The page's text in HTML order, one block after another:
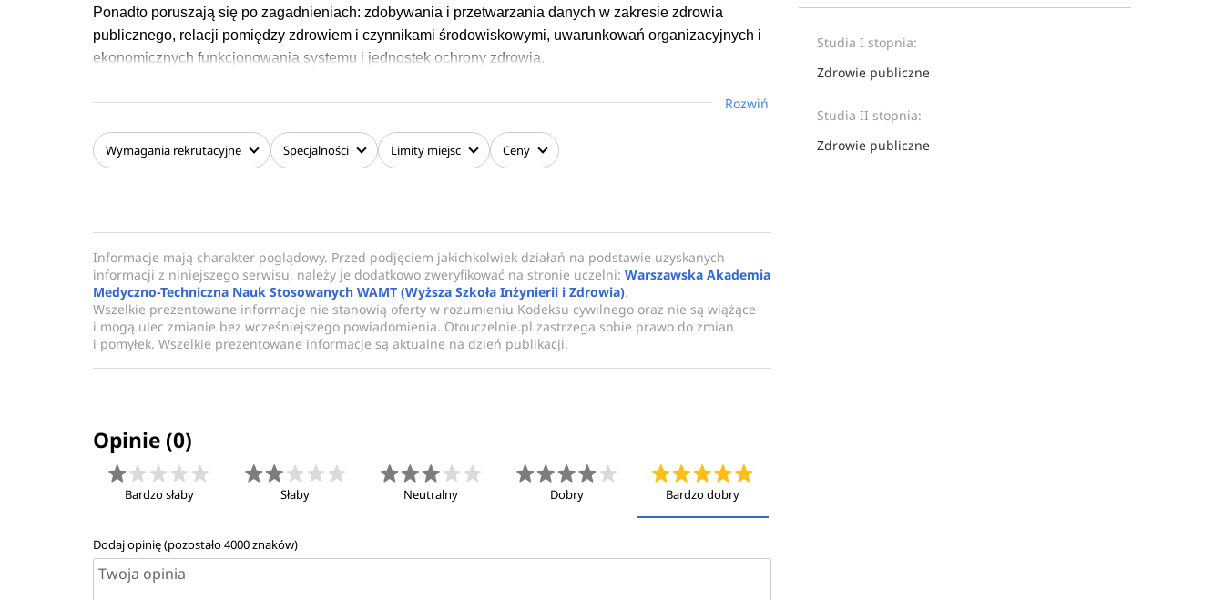
Ponadto poruszają się po zagadnieniach: zdobywania i przetwarzania danych w zakresie zdrowia
publicznego, relacji pomiędzy zdrowiem i czynnikami środowiskowymi, uwarunkowań organizacyjnych i
ekonomicznych funkcjonowania systemu i jednostek ochrony zdrowia.
Rozwiń
Wymagania rekrutacyjne Specjalności Limity miejsc Ceny
Informacje mają charakter poglądowy. Przed podjęciem jakichkolwiek działań na podstawie uzyskanych
informacji z niniejszego serwisu, należy je dodatkowo zweryfikować na stronie uczelni:Warszawska Akademia
Medyczno-Techniczna Nauk Stosowanych WAMT (Wyższa Szkoła Inżynierii i Zdrowia).
Wszelkie prezentowane informacje nie stanowią oferty w rozumieniu Kodeksu cywilnego oraz nie są wiążące
i mogą ulec zmianie bez wcześniejszego powiadomienia. Otouczelnie.pl zastrzega sobie prawo do zmian
i pomyłek. Wszelkie prezentowane informacje są aktualne na dzień publikacji.
Opinie (0)
Bardzo słaby Słaby Neutralny Dobry Bardzo dobry
Dodaj opinię (pozostało4000znaków)
Studia I stopnia:
Zdrowie publiczne
Studia II stopnia:
Zdrowie publiczne